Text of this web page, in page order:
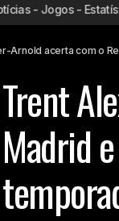
onde assistir e
- Jogos -
Arnold acerta com o
Trent
Madrid